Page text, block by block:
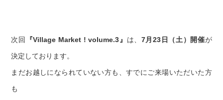
次回 『Village Market ! volume.3』 は、 7月23日（土）開催が
決定しております。
まだお越しになられていない方も、すでにご来場いただいた方
も